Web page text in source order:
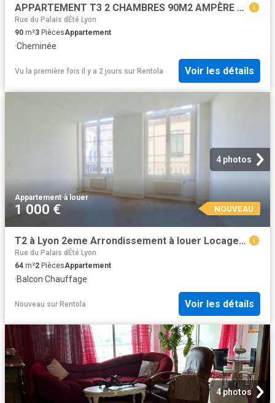
APPARTEMENT T3 2 CHAMBRES 90M2 AMPÈRE LYON 2 CHARME DE L'ANCIEN Lyon
Rue du Palais dÉté Lyon
90 m²3 PiècesAppartement
·Cheminée
Vu la première fois il y a 2 jours sur Rentola Voir les détails
4 photos
Appartement·à louer
1 000 € NOUVEAU
T2 à Lyon 2eme Arrondissement à louer Locagestion, expert en gestion locative
Rue du Palais dÉté Lyon
64 m²2 PiècesAppartement
·Balcon·Chauffage
Nouveau sur Rentola Voir les détails
4 photos